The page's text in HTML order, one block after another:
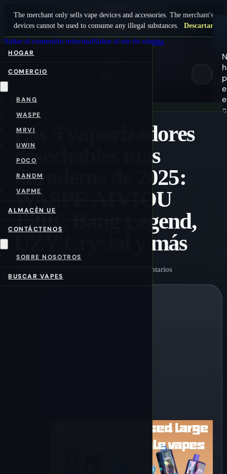
The merchant only sells vape devices and accessories. The merchant's
devices cannot be used to consume any illegal substances.
Descartar
Saltar al contenido principalSaltar al pie de página
HOGAR
COMERCIO
BANG
WASPE
MRVI
UWIN
POCO
RANDM
VAPME
ALMACÉN UE
CONTÁCTENOS
SOBRE NOSOTROS
BUSCAR VAPES
0
Los 5 vaporizadores
desechables más
duraderos de 2025:
WASPE AIVIOU
150K, Bang Legend,
UZY Crystal y más
2 comentarios